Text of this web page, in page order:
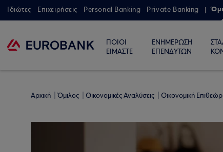
Ιδιώτες Επιχειρήσεις Personal Banking Private Banking
ΠΟΙΟΙ
ΕΙΜΑΣΤΕ
ΕΝΗΜΕΡΩΣΗ
ΕΠΕΝΔΥΤΩΝ
Αρχική Όμιλος Οικονομικές Αναλύσεις Οικονομική